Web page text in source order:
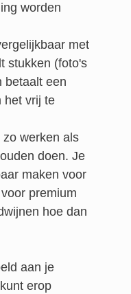
worden
met
stukken (foto's
betaalt een
het vrij te
werken als
doen. Je
maken voor
premium
hoe dan
aan je
erop